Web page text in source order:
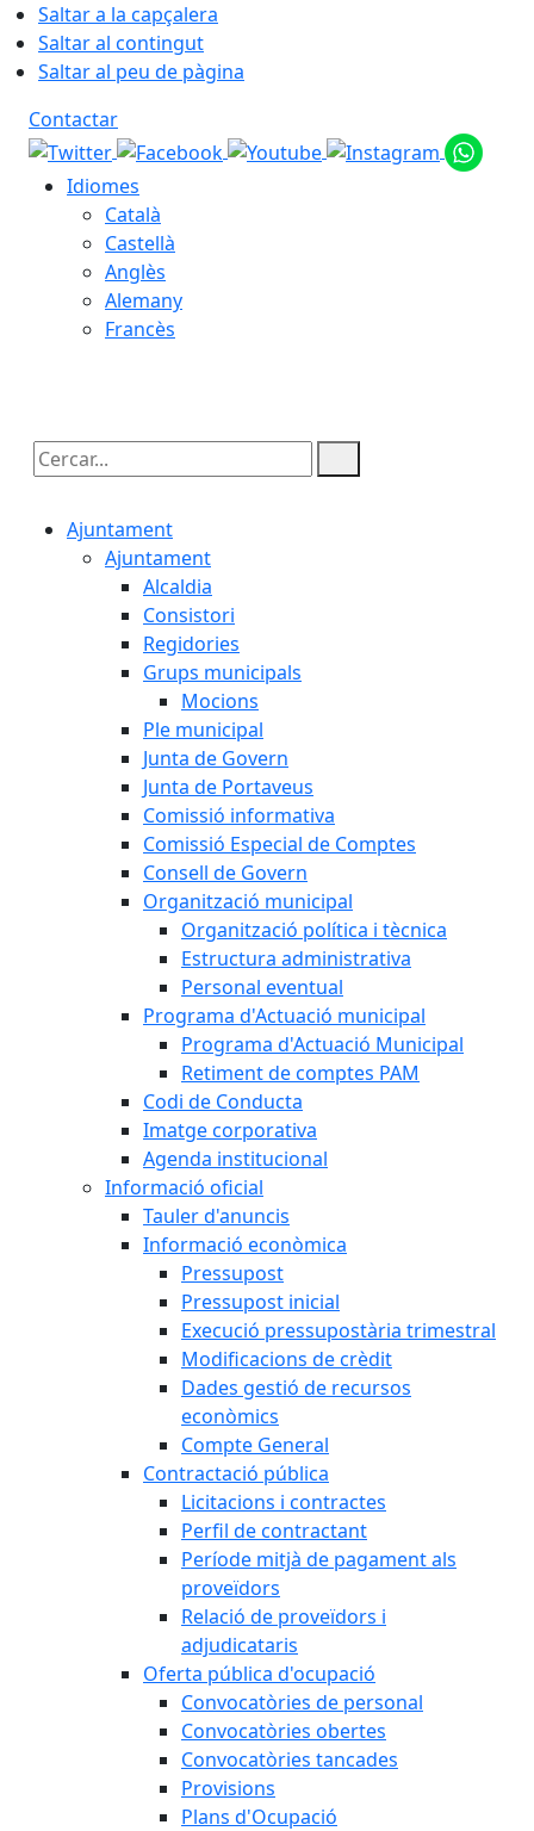
Saltar a la capçalera
Saltar al contingut
Saltar al peu de pàgina
Contactar
Idiomes
Català
Castellà
Anglès
Alemany
Francès
Cercar:
Ajuntament
Ajuntament
Alcaldia
Consistori
Regidories
Grups municipals
Mocions
Ple municipal
Junta de Govern
Junta de Portaveus
Comissió informativa
Comissió Especial de Comptes
Consell de Govern
Organització municipal
Organització política i tècnica
Estructura administrativa
Personal eventual
Programa d'Actuació municipal
Programa d'Actuació Municipal
Retiment de comptes PAM
Codi de Conducta
Imatge corporativa
Agenda institucional
Informació oficial
Tauler d'anuncis
Informació econòmica
Pressupost
Pressupost inicial
Execució pressupostària trimestral
Modificacions de crèdit
Dades gestió de recursos
econòmics
Compte General
Contractació pública
Licitacions i contractes
Perfil de contractant
Període mitjà de pagament als
proveïdors
Relació de proveïdors i
adjudicataris
Oferta pública d'ocupació
Convocatòries de personal
Convocatòries obertes
Convocatòries tancades
Provisions
Plans d'Ocupació